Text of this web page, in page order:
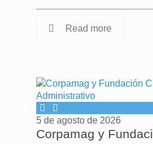
Read more
5 de agosto de 2026
Corpamag y